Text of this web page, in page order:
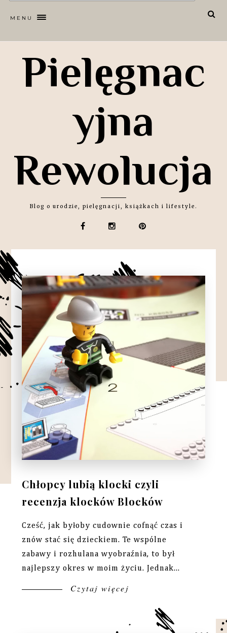
MENU
Pielęgnac
yjna
Rewolucja
Blog o urodzie, pielęgnacji, książkach i lifestyle.
Chłopcy lubią klocki czyli
recenzja klocków Blocków
Cześć, jak byłoby cudownie cofnąć czas i
znów stać się dzieckiem. Te wspólne
zabawy i rozhulana wyobraźnia, to był
najlepszy okres w moim życiu. Jednak...
Czytaj więcej